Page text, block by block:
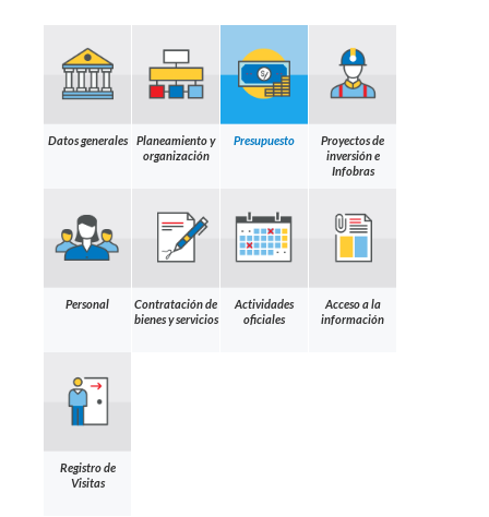
Datos generales
Planeamiento y
organización
Presupuesto
Proyectos de
inversión e
Infobras
Personal
Contratación de
bienes y servicios
Actividades
oficiales
Acceso a la
información
Registro de
Visitas